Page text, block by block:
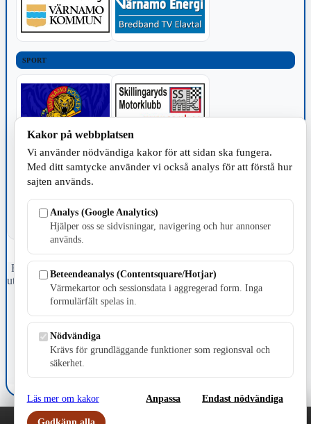
SPORT
TILLVERKNING
Fristående webbtidningsföretag grundat 1991 som sedan 2002 ger
ut tidningen Skillingaryd.nu och 2010 lanserades Värnamo.nu. Från
april 2026 omfattar Skillingaryd.nu tre kommuner: Gnosjö,
Värnamo och Vaggeryds kommun.
E-post: redaktionen@skillingaryd.nu
Postadress: Gisslaköp 1, 568 92 Skillingaryd
Kakinställningar
Kakor på webbplatsen
Vi använder nödvändiga kakor för att sidan ska fungera.
Med ditt samtycke använder vi också analys för att förstå hur
sajten används.
Analys (Google Analytics)
Hjälper oss se sidvisningar, navigering och hur annonser
används.
Beteendeanalys (Contentsquare/Hotjar)
Värmekartor och sessionsdata i aggregerad form. Inga
formulärfält spelas in.
Nödvändiga
Krävs för grundläggande funktioner som regionsval och
säkerhet.
Läs mer om kakor Anpassa Endast nödvändiga